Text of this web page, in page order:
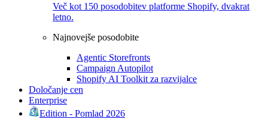
Več kot 150 posodobitev platforme Shopify, dvakrat
letno.
Najnovejše posodobite
Agentic Storefronts
Campaign Autopilot
Shopify AI Toolkit za razvijalce
Določanje cen
Enterprise
Edition - Pomlad 2026